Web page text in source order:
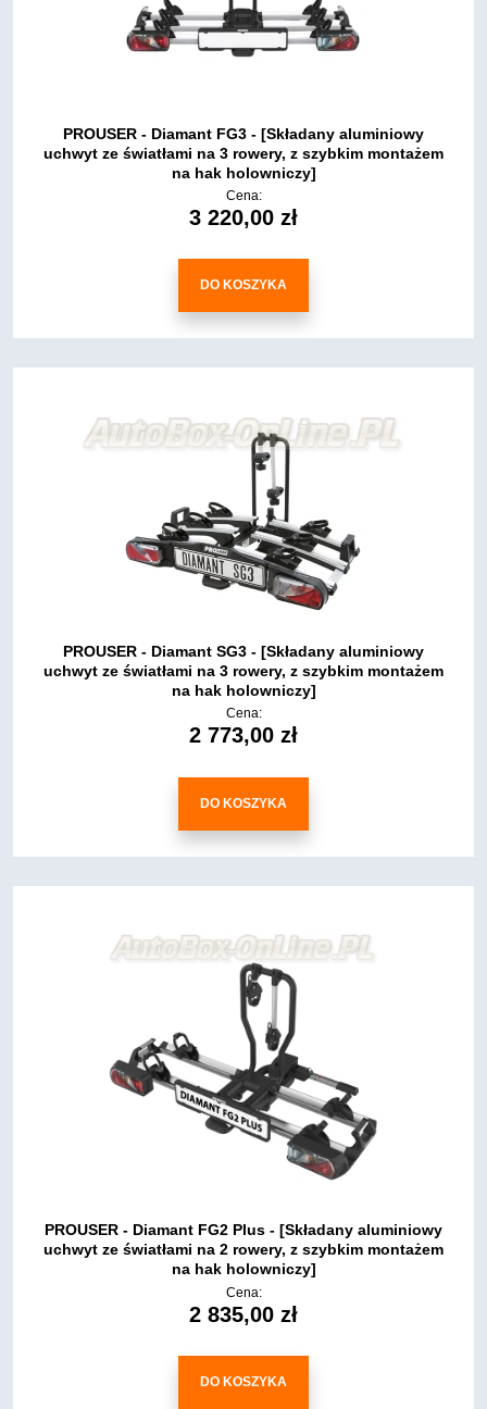
PROUSER - Diamant FG3 - [Składany aluminiowy
uchwyt ze światłami na 3 rowery, z szybkim montażem
na hak holowniczy]
Cena:
3 220,00 zł
DO KOSZYKA
PROUSER - Diamant SG3 - [Składany aluminiowy
uchwyt ze światłami na 3 rowery, z szybkim montażem
na hak holowniczy]
Cena:
2 773,00 zł
DO KOSZYKA
PROUSER - Diamant FG2 Plus - [Składany aluminiowy
uchwyt ze światłami na 2 rowery, z szybkim montażem
na hak holowniczy]
Cena:
2 835,00 zł
DO KOSZYKA